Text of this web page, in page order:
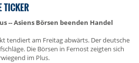
TICKER
-- Asiens Börsen beenden Handel
tendiert am Freitag abwärts. Der deutsche
Die Börsen in Fernost zeigten sich
im Plus.